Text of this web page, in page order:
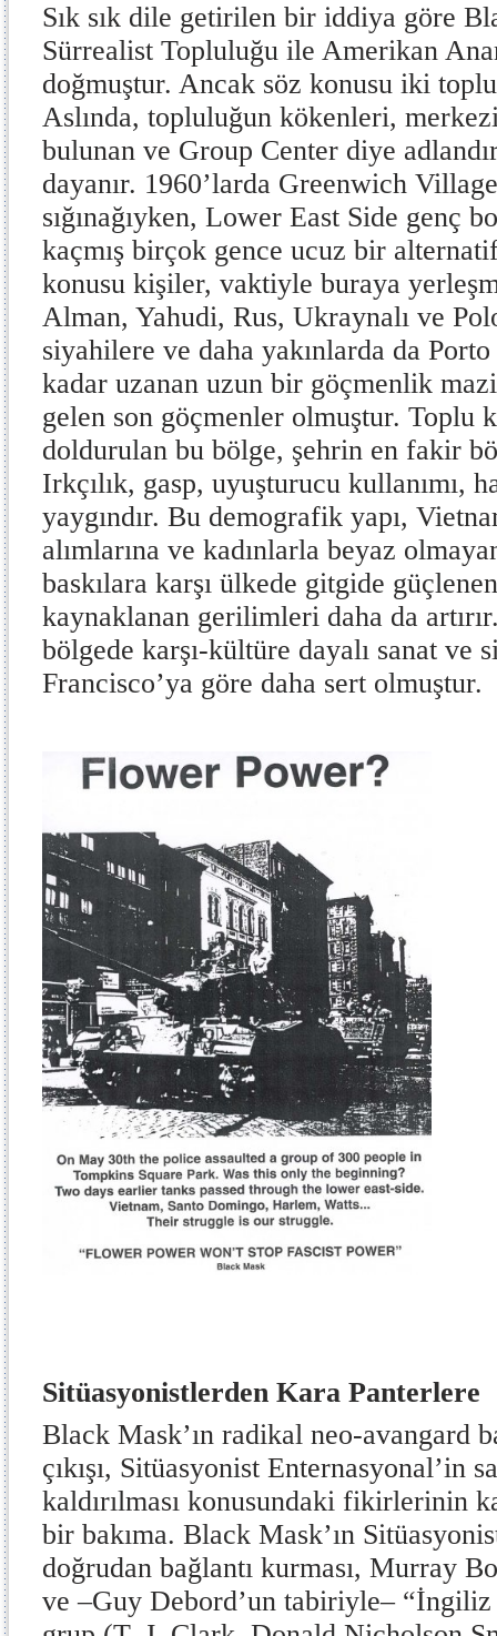
Sık sık dile getirilen bir iddiya göre
Sürrealist Topluluğu ile Amerikan
doğmuştur. Ancak söz konusu iki
Aslında, topluluğun kökenleri,
bulunan ve Group Center diye
dayanır. 1960’larda Greenwich
sığınağıyken, Lower East Side genç
kaçmış birçok gence ucuz bir
konusu kişiler, vaktiyle buraya
Alman, Yahudi, Rus, Ukraynalı ve
siyahilere ve daha yakınlarda da
kadar uzanan uzun bir göçmenlik
gelen son göçmenler olmuştur. Toplu
doldurulan bu bölge, şehrin en fakir
Irkçılık, gasp, uyuşturucu kullanımı,
yaygındır. Bu demografik yapı,
alımlarına ve kadınlarla beyaz
baskılara karşı ülkede gitgide
kaynaklanan gerilimleri daha da
bölgede karşı-kültüre dayalı sanat ve
Francisco’ya göre daha sert olmuştur.
Sitüasyonistlerden Kara Panterlere
Black Mask’ın radikal neo-avangard
çıkışı, Sitüasyonist Enternasyonal’in
kaldırılması konusundaki fikirlerinin
bir bakıma. Black Mask’ın
doğrudan bağlantı kurması, Murray
ve –Guy Debord’un tabiriyle–